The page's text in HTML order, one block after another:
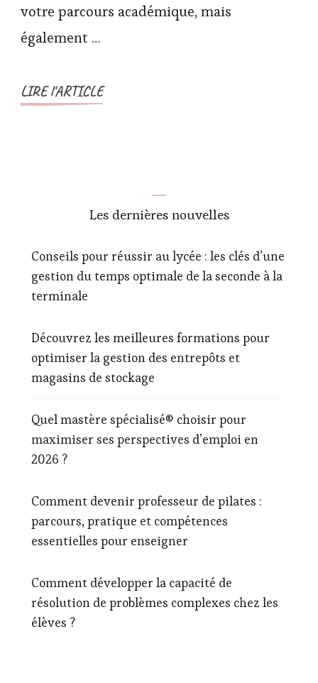
votre parcours académique, mais
également …
LIRE l'ARTICLE
Les dernières nouvelles
Conseils pour réussir au lycée : les clés d’une
gestion du temps optimale de la seconde à la
terminale
Découvrez les meilleures formations pour
optimiser la gestion des entrepôts et
magasins de stockage
Quel mastère spécialisé® choisir pour
maximiser ses perspectives d’emploi en
2026 ?
Comment devenir professeur de pilates :
parcours, pratique et compétences
essentielles pour enseigner
Comment développer la capacité de
résolution de problèmes complexes chez les
élèves ?